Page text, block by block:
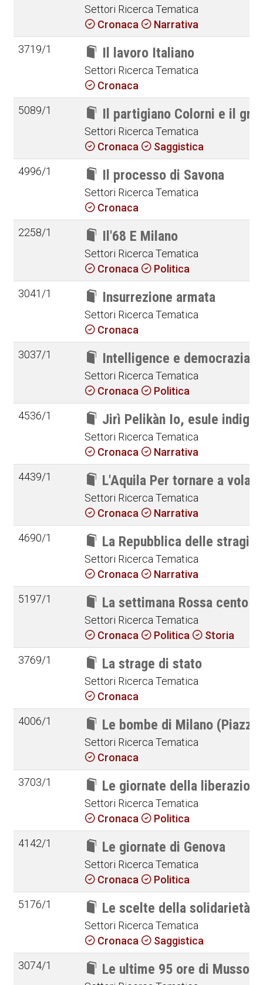
Settori Ricerca Tematica
Cronaca
Narrativa
3719/1
Il lavoro Italiano
Settori Ricerca Tematica
Cronaca
5089/1
Il partigiano Colorni e il
Settori Ricerca Tematica
Cronaca
Saggistica
4996/1
Il processo di Savona
Settori Ricerca Tematica
Cronaca
2258/1
Il'68 E Milano
Settori Ricerca Tematica
Cronaca
Politica
3041/1
Insurrezione armata
Settori Ricerca Tematica
Cronaca
3037/1
Intelligence e democrazia
Settori Ricerca Tematica
Cronaca
Politica
4536/1
Jirì Pelikàn Io, esule
Settori Ricerca Tematica
Cronaca
Narrativa
4439/1
L'Aquila Per tornare a volare
Settori Ricerca Tematica
Cronaca
Narrativa
4690/1
La Repubblica delle stragi
Settori Ricerca Tematica
Cronaca
Narrativa
5197/1
La settimana Rossa cento
Settori Ricerca Tematica
Cronaca
Politica
Storia
3769/1
La strage di stato
Settori Ricerca Tematica
Cronaca
4006/1
Le bombe di Milano (Piazza
Settori Ricerca Tematica
Cronaca
3703/1
Le giornate della
Settori Ricerca Tematica
Cronaca
Politica
4142/1
Le giornate di Genova
Settori Ricerca Tematica
Cronaca
Politica
5176/1
Le scelte della solidarietà
Settori Ricerca Tematica
Cronaca
Saggistica
3074/1
Le ultime 95 ore di